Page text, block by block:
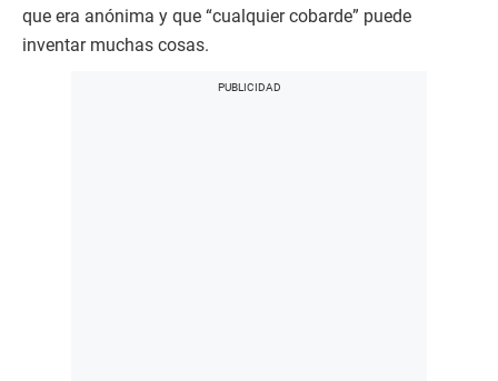
que era anónima y que “cualquier cobarde” puede
inventar muchas cosas.